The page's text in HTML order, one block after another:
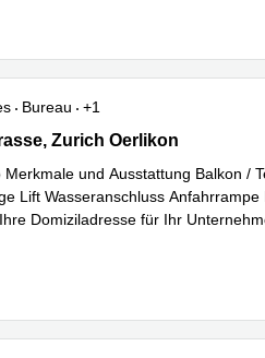
Bureau
+1
40, Zurich Oerlikon
Zurich Oerlikon
und Ausstattung Balkon /
Lift Wasseranschluss
Domiziladresse für Ihr